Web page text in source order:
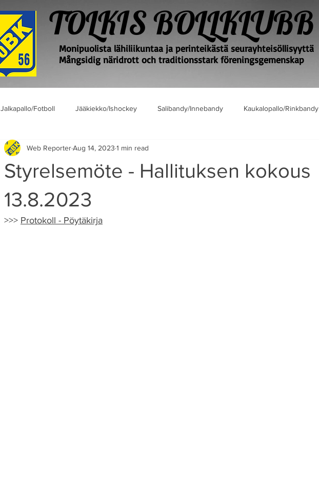
TOLKIS BOLLKLUBB
Monipuolista lähiliikuntaa ja perinteikästä seurayhteisöllisyyttä
Mångsidig näridrott och traditionsstark föreningsgemenskap
Jalkapallo/Fotboll Jääkiekko/Ishockey Salibandy/Innebandy Kaukalopallo/Rinkbandy
Styrelsemöte - Hallituksen kokous
13.8.2023
Web ReporterAug 14, 2023 1 min read
>>> Protokoll - Pöytäkirja